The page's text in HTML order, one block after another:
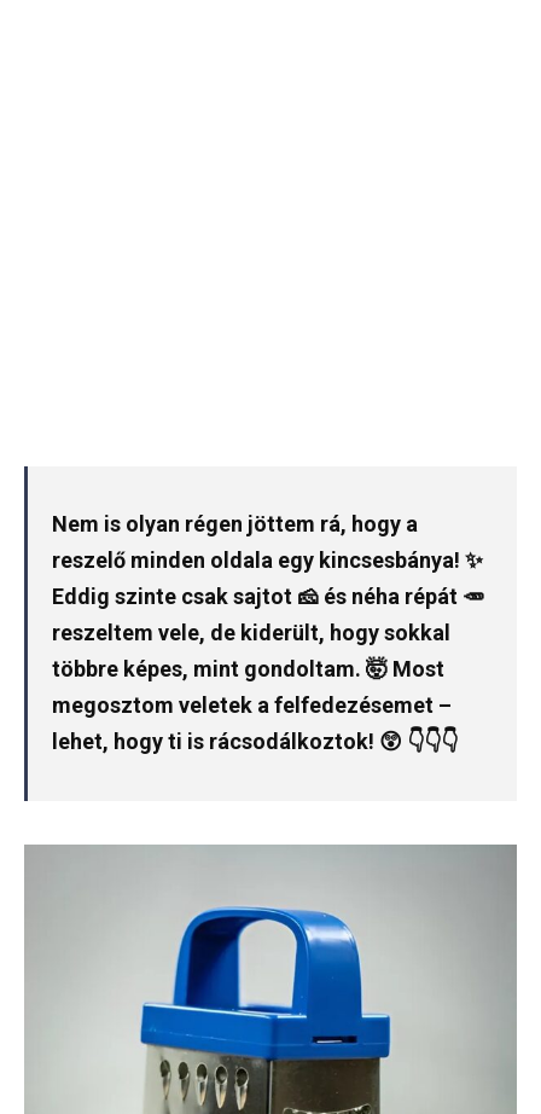
Nem is olyan régen jöttem rá, hogy a
reszelő minden oldala egy kincsesbánya! ✨
Eddig szinte csak sajtot 🧀 és néha répát 🥕
reszeltem vele, de kiderült, hogy sokkal
többre képes, mint gondoltam. 🤯 Most
megosztom veletek a felfedezésemet –
lehet, hogy ti is rácsodálkoztok! 😲 👇👇👇